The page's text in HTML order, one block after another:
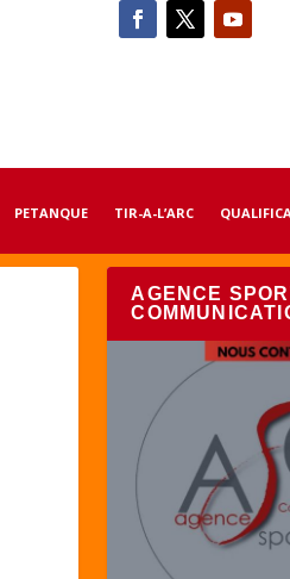
PETANQUE TIR-A-L’ARC
AGENCE